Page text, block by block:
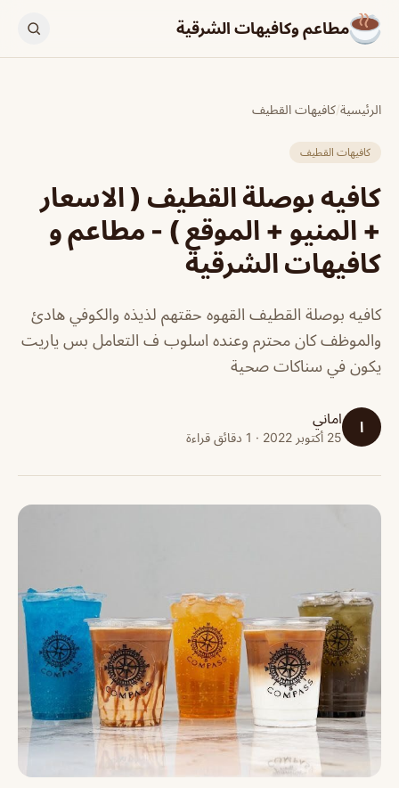
مطاعم وكافيهات الشرقية
الرئيسية/كافيهات القطيف
كافيهات القطيف
كافيه بوصلة القطيف ( الاسعار
+ المنيو + الموقع ) - مطاعم و
كافيهات الشرقية
كافيه بوصلة القطيف القهوه حقتهم لذيذه والكوفي هادئ
والموظف كان محترم وعنده اسلوب ف التعامل بس ياريت
يكون في سناكات صحية
ا اماني
25 أكتوبر 2022 · 1 دقائق قراءة